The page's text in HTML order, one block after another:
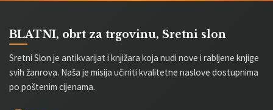
BLATNI, obrt za trgovinu, Sretni slon
Sretni Slon je antikvarijat i knjižara koja nudi nove i rabljene knjige
svih žanrova. Naša je misija učiniti kvalitetne naslove dostupnima
po poštenim cijenama.